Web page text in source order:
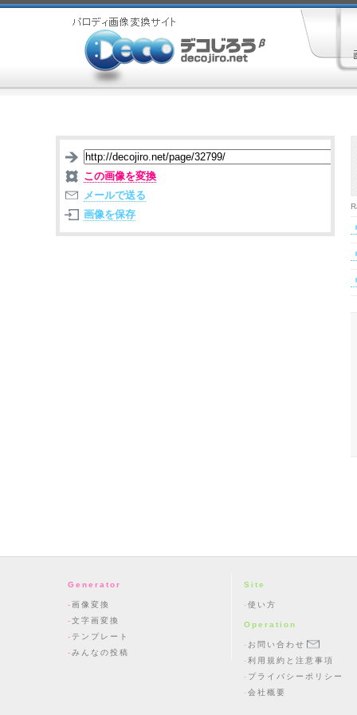
この画像を変換
メールで送る
画像を保存
Generator
画像変換
文字画変換
テンプレート
みんなの投稿
Site
使い方
Operation
お問い合わせ
利用規約と注意事項
プライバシーポリシー
会社概要